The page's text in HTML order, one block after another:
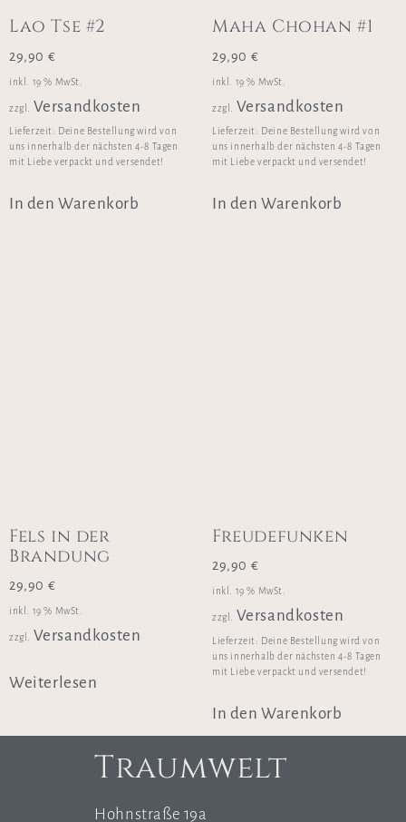
Lao Tse #2
29,90 €
inkl. 19 % MwSt.
zzgl. Versandkosten
Lieferzeit: Deine Bestellung wird von
uns innerhalb der nächsten 4-8 Tagen
mit Liebe verpackt und versendet!
In den Warenkorb
Maha Chohan #1
29,90 €
inkl. 19 % MwSt.
zzgl. Versandkosten
Lieferzeit: Deine Bestellung wird von
uns innerhalb der nächsten 4-8 Tagen
mit Liebe verpackt und versendet!
In den Warenkorb
Fels in der
Brandung
29,90 €
inkl. 19 % MwSt.
zzgl. Versandkosten
Weiterlesen
Freudefunken
29,90 €
inkl. 19 % MwSt.
zzgl. Versandkosten
Lieferzeit: Deine Bestellung wird von
uns innerhalb der nächsten 4-8 Tagen
mit Liebe verpackt und versendet!
In den Warenkorb
Traumwelt
Hohnstraße 19a